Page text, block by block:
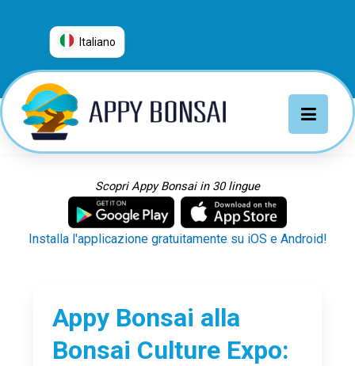
Italiano
العربية
普通话
Deutsch
Français
Italiano
日本語
Русский
Scopri Appy Bonsai in 30 lingue
Installa l'applicazione gratuitamente su iOS e Android!
Appy Bonsai alla
Bonsai Culture Expo: